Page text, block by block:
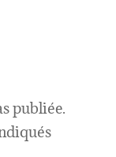
publiée.